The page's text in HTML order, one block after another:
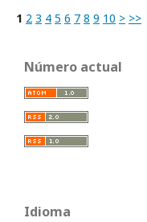
1 2 3 4 5 6 7 8 9 10 > >>
Número actual
Idioma